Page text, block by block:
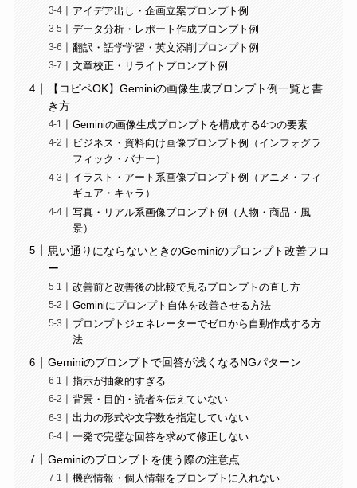
アイデア出し・企画立案プロンプト例
データ分析・レポート作成プロンプト例
翻訳・語学学習・英文添削プロンプト例
文章校正・リライトプロンプト例
【コピペOK】Geminiの画像生成プロンプト例一覧と書
き方
Geminiの画像生成プロンプトを構成する4つの要素
ビジネス・資料向け画像プロンプト例（インフォグラ
フィック・バナー）
イラスト・アート系画像プロンプト例（アニメ・フィ
ギュア・キャラ）
写真・リアル系画像プロンプト例（人物・商品・風
景）
思い通りにならないときのGeminiのプロンプト改善フロ
ー
改善前と改善後の比較で見るプロンプトの直し方
Geminiにプロンプト自体を改善させる方法
プロンプトジェネレーターでゼロから自動作成する方
法
Geminiのプロンプトで回答が浅くなるNGパターン
指示が抽象的すぎる
背景・目的・読者を伝えていない
出力の形式や文字数を指定していない
一発で完璧な回答を求めて修正しない
Geminiのプロンプトを使う際の注意点
機密情報・個人情報をプロンプトに入れない